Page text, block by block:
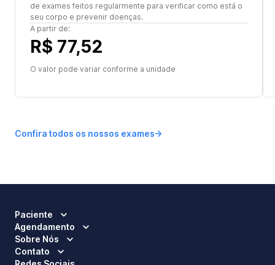
de exames feitos regularmente para verificar como está o
seu corpo e prevenir doenças.
A partir de:
R$ 77,52
O valor pode variar conforme a unidade
Confira todos os nossos exames
Paciente
Agendamento
Sobre Nós
Contato